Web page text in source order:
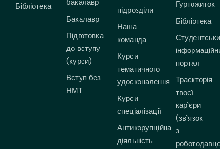
Бібліотека
бакалавр
Бакалавр
Підготовка
до вступу
(курси)
Вступ без
НМТ
підрозділи
Наша
команда
Курси
тематичного
удосконалення
Курси
спеціалізації
Антикорупційна
діяльність
Гуртожиток
Бібліотека
портал
Траєкторія
твоєї
кар`єри
(зв`язок
з